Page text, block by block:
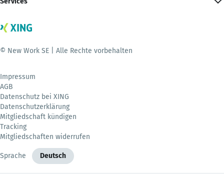
© New Work SE | Alle Rechte vorbehalten
Impressum
AGB
Datenschutz bei XING
Datenschutzerklärung
Mitgliedschaft kündigen
Tracking
Mitgliedschaften widerrufen
Sprache Deutsch